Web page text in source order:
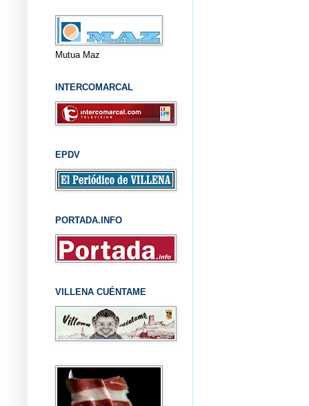
Mutua Maz
INTERCOMARCAL
EPDV
PORTADA.INFO
VILLENA CUÉNTAME